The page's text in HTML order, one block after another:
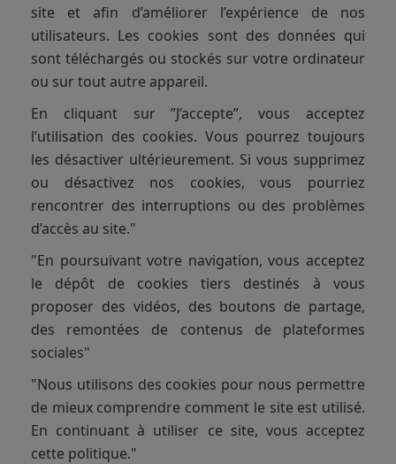
site et afin d’améliorer l’expérience de nos
utilisateurs. Les cookies sont des données qui
sont téléchargés ou stockés sur votre ordinateur
ou sur tout autre appareil.
En cliquant sur ”J’accepte”, vous acceptez
l’utilisation des cookies. Vous pourrez toujours
les désactiver ultérieurement. Si vous supprimez
ou désactivez nos cookies, vous pourriez
rencontrer des interruptions ou des problèmes
d’accès au site."
"En poursuivant votre navigation, vous acceptez
le dépôt de cookies tiers destinés à vous
proposer des vidéos, des boutons de partage,
des remontées de contenus de plateformes
sociales"
"Nous utilisons des cookies pour nous permettre
de mieux comprendre comment le site est utilisé.
En continuant à utiliser ce site, vous acceptez
cette politique."